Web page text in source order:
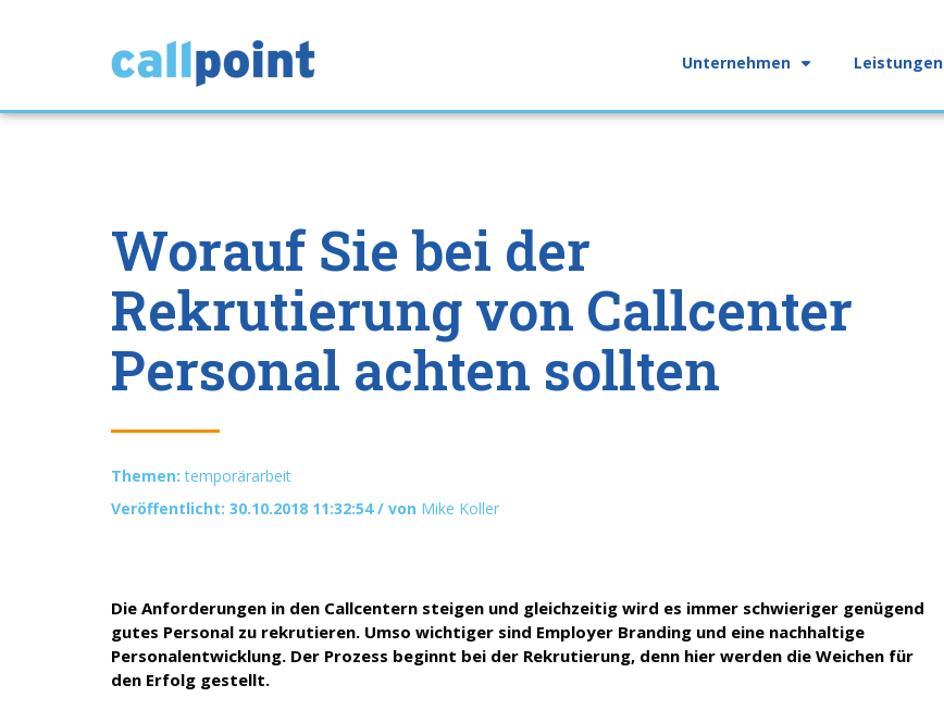
Unternehmen Leistungen
​Worauf Sie bei der
Rekrutierung von Callcenter
Personal achten sollten
Themen:temporärarbeit
Veröffentlicht: 30.10.2018 11:32:54 / von Mike Koller
Die Anforderungen in den Callcentern steigen und gleichzeitig wird es immer schwieriger genügend
gutes Personal zu rekrutieren. Umso wichtiger sind Employer Branding und eine nachhaltige
Personalentwicklung. Der Prozess beginnt bei der Rekrutierung, denn hier werden die Weichen für
den Erfolg gestellt.